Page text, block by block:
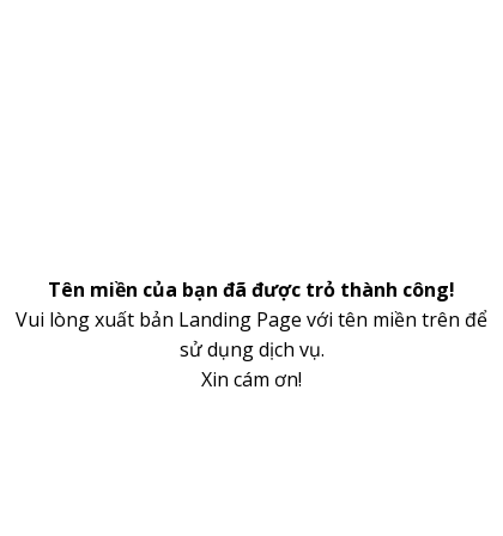
Tên miền của bạn đã được trỏ thành công!
Vui lòng xuất bản Landing Page với tên miền trên để
sử dụng dịch vụ.
Xin cám ơn!